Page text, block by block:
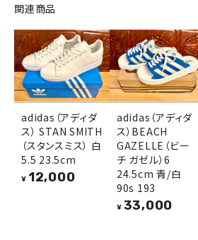
関連商品
adidas（アディダ
ス） STAN SMITH
（スタンスミス） 白
5.5 23.5cm
¥ 12,000
adidas（アディダ
ス）BEACH
GAZELLE（ビー
チ ガゼル）6
24.5cm 青/白
90s 193
¥ 33,000